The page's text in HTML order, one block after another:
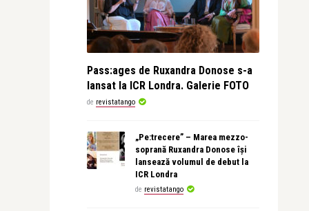
Pass:ages de Ruxandra Donose s-a
lansat la ICR Londra. Galerie FOTO
de revistatango
„Pe:trecere” – Marea mezzo-
soprană Ruxandra Donose își
lansează volumul de debut la
ICR Londra
de revistatango